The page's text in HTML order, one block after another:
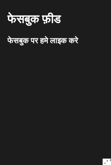
फेसबुक फ़ीड
फेसबुक पर हमे लाइक करे